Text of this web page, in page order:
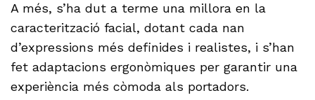
A més, s’ha dut a terme una millora en la
caracterització facial, dotant cada nan
d’expressions més definides i realistes, i s’han
fet adaptacions ergonòmiques per garantir una
experiència més còmoda als portadors.